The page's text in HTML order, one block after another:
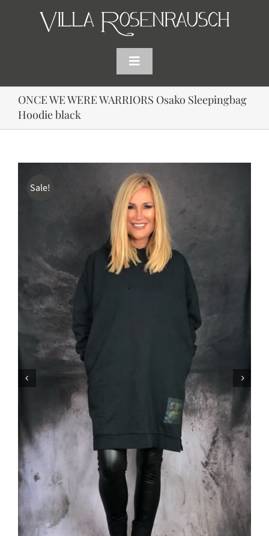
Toggle
Navigation
HOME
SHOP
ONCE WE WERE WARRIORS Osako Sleepingbag
Hoodie black
Sale!